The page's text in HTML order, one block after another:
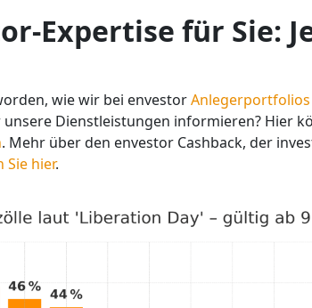
Expertise für Sie:
wie wir bei envestor
Dienstleistungen informieren? Hier
. Mehr über den envestor Cashback, der
Sie hier.